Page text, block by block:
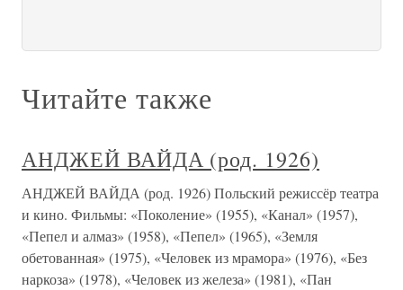
Читайте также
АНДЖЕЙ ВАЙДА (род. 1926)
АНДЖЕЙ ВАЙДА (род. 1926) Польский режиссёр театра
и кино. Фильмы: «Поколение» (1955), «Канал» (1957),
«Пепел и алмаз» (1958), «Пепел» (1965), «Земля
обетованная» (1975), «Человек из мрамора» (1976), «Без
наркоза» (1978), «Человек из железа» (1981), «Пан